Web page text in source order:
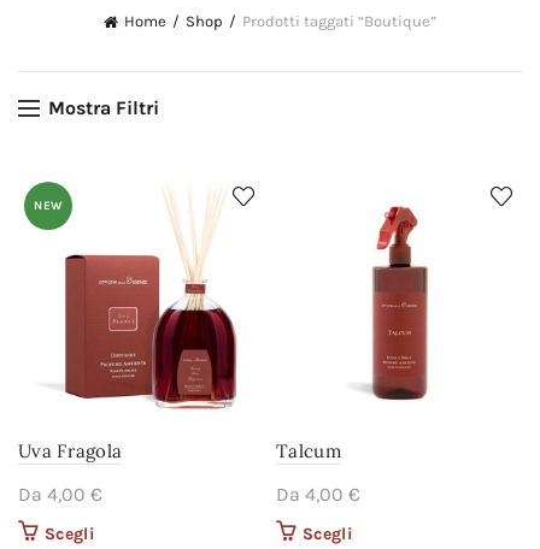
Home Shop Prodotti taggati “Boutique”
Mostra Filtri
NEW
Uva Fragola
Da 4,00 €
Scegli
Talcum
Da 4,00 €
Scegli